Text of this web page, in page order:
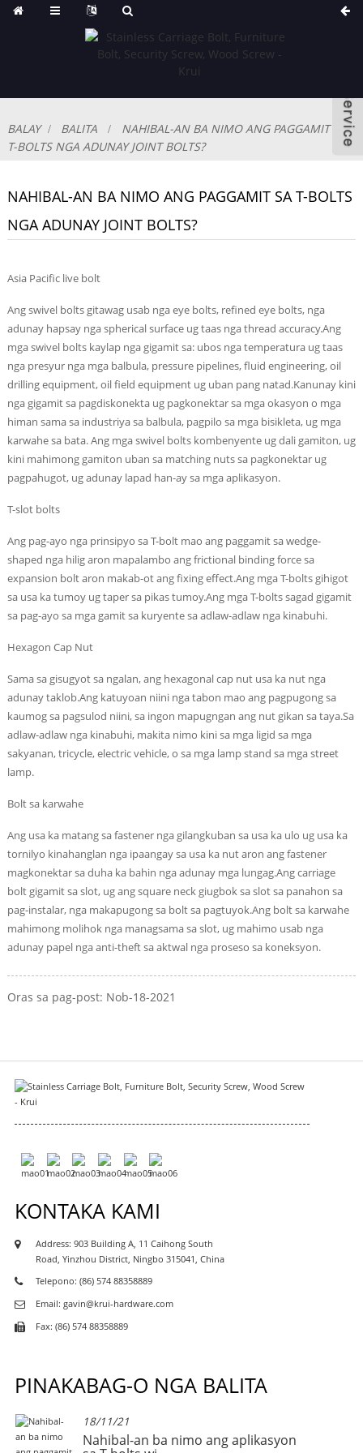
BALAY BALITA
NAHIBAL-AN BA NIMO ANG PAGGAMIT SA
T-BOLTS NGA ADUNAY JOINT BOLTS?
NAHIBAL-AN BA NIMO ANG PAGGAMIT SA T-BOLTS
NGA ADUNAY JOINT BOLTS?
Asia Pacific live bolt
Ang swivel bolts gitawag usab nga eye bolts, refined eye bolts, nga
adunay hapsay nga spherical surface ug taas nga thread accuracy.Ang
mga swivel bolts kaylap nga gigamit sa: ubos nga temperatura ug taas
nga presyur nga mga balbula, pressure pipelines, fluid engineering, oil
drilling equipment, oil field equipment ug uban pang natad.Kanunay kini
nga gigamit sa pagdiskonekta ug pagkonektar sa mga okasyon o mga
himan sama sa industriya sa balbula, pagpilo sa mga bisikleta, ug mga
karwahe sa bata. Ang mga swivel bolts kombenyente ug dali gamiton, ug
kini mahimong gamiton uban sa matching nuts sa pagkonektar ug
pagpahugot, ug adunay lapad han-ay sa mga aplikasyon.
T-slot bolts
Ang pag-ayo nga prinsipyo sa T-bolt mao ang paggamit sa wedge-
shaped nga hilig aron mapalambo ang frictional binding force sa
expansion bolt aron makab-ot ang fixing effect.Ang mga T-bolts gihigot
sa usa ka tumoy ug taper sa pikas tumoy.Ang mga T-bolts sagad gigamit
sa pag-ayo sa mga gamit sa kuryente sa adlaw-adlaw nga kinabuhi.
Hexagon Cap Nut
Sama sa gisugyot sa ngalan, ang hexagonal cap nut usa ka nut nga
adunay taklob.Ang katuyoan niini nga tabon mao ang pagpugong sa
kaumog sa pagsulod niini, sa ingon mapugngan ang nut gikan sa taya.Sa
adlaw-adlaw nga kinabuhi, makita nimo kini sa mga ligid sa mga
sakyanan, tricycle, electric vehicle, o sa mga lamp stand sa mga street
lamp.
Bolt sa karwahe
Ang usa ka matang sa fastener nga gilangkuban sa usa ka ulo ug usa ka
tornilyo kinahanglan nga ipaangay sa usa ka nut aron ang fastener
magkonektar sa duha ka bahin nga adunay mga lungag.Ang carriage
bolt gigamit sa slot, ug ang square neck giugbok sa slot sa panahon sa
pag-instalar, nga makapugong sa bolt sa pagtuyok.Ang bolt sa karwahe
mahimong molihok nga managsama sa slot, ug mahimo usab nga
adunay papel nga anti-theft sa aktwal nga proseso sa koneksyon.
Oras sa pag-post: Nob-18-2021
KONTAKA KAMI
Address: 903 Building A, 11 Caihong South
Road, Yinzhou District, Ningbo 315041, China
Telepono: (86) 574 88358889
Email: gavin@krui-hardware.com
Fax: (86) 574 88358889
PINAKABAG-O NGA BALITA
18/11/21
Nahibal-an ba nimo ang aplikasyon